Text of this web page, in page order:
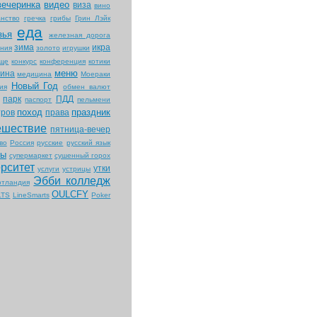
видео виза вино
гречка грибы Грин Лэйк
еда железная дорога
зима золото игрушки икра
конкурс конференция котики
медицина меню Моераки
Новый Год
обмен валют
парк паспорт ПДД
пельмени
поход права праздник
пятница-вечер
Россия русские русский язык
супермаркет сушенный горох
услуги устрицы утки
Эбби колледж
LineSmarts OULCFY Poker